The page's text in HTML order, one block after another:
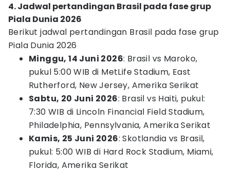
4. Jadwal pertandingan Brasil pada fase grup
Piala Dunia 2026
Berikut jadwal pertandingan Brasil pada fase grup
Piala Dunia 2026
Minggu, 14 Juni 2026: Brasil vs Maroko,
pukul 5:00 WIB di MetLife Stadium, East
Rutherford, New Jersey, Amerika Serikat
Sabtu, 20 Juni 2026: Brasil vs Haiti, pukul:
7:30 WIB di Lincoln Financial Field Stadium,
Philadelphia, Pennsylvania, Amerika Serikat
Kamis, 25 Juni 2026: Skotlandia vs Brasil,
pukul: 5:00 WIB di Hard Rock Stadium, Miami,
Florida, Amerika Serikat